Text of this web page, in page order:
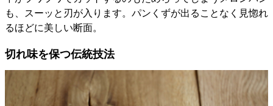
も、スーッと刃が入ります。パンくずが出ることなく見惚れ
るほどに美しい断面。
切れ味を保つ伝統技法